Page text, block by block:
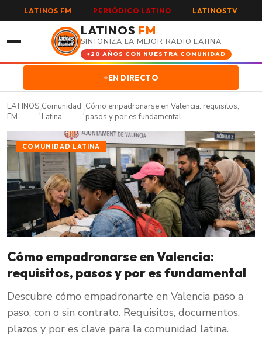
LATINOS FM PERIÓDICO LATINO LATINOSTV
LATINOS FM
SINTONIZA LA MEJOR RADIO LATINA
+20 AÑOS CON NUESTRA COMUNIDAD
EN DIRECTO
LATINOS
FM
/Comunidad
Latina
/Cómo empadronarse en Valencia: requisitos,
pasos y por es fundamental
COMUNIDAD LATINA
Cómo empadronarse en Valencia:
requisitos, pasos y por es fundamental
Descubre cómo empadronarte en Valencia paso a
paso, con o sin contrato. Requisitos, documentos,
plazos y por es clave para la comunidad latina.